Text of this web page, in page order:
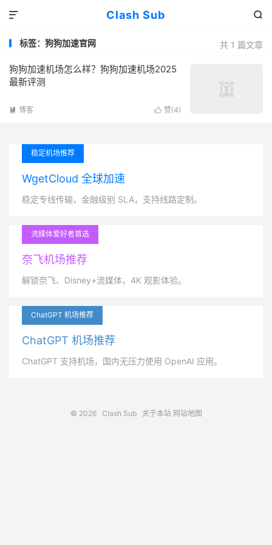
Clash Sub 

共 1 篇文章
标签：狗狗加速官网
狗狗加速机场怎么样？狗狗加速机场2025
最新评测
 赞(4)
 博客
稳定机场推荐
WgetCloud 全球加速
稳定专线传输，金融级别 SLA，支持线路定制。
流媒体爱好者首选
奈飞机场推荐
解锁奈飞、Disney+流媒体，4K 观影体验。
ChatGPT 机场推荐
ChatGPT 机场推荐
ChatGPT 支持机场，国内无压力使用 OpenAI 应用。
© 2026 Clash Sub 关于本站 网站地图